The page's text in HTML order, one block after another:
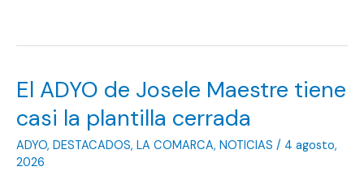
El ADYO de Josele Maestre tiene
casi la plantilla cerrada
ADYO, DESTACADOS, LA COMARCA, NOTICIAS / 4 agosto,
2026